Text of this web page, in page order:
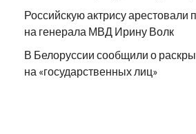
Российскую актрису арестовали
на генерала МВД Ирину Волк
В Белоруссии сообщили о
на «государственных лиц»